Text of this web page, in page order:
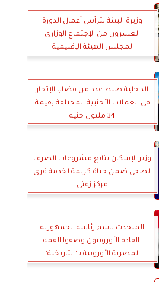
وزيرة البيئة تترأس أعمال الدورة
العشرون من الإجتماع الوزارى
لمجلس الهيئة الإقليمية
الداخلية:ضبط عدد من قضايا الإتجار
فى العملات الأجنبية المختلفة بقيمة
34 مليون جنيه
وزير الإسكان يتابع مشروعات الصرف
الصحي ضمن حياة كريمة لخدمة قرى
مركز زفتى
المتحدث باسم رئاسة الجمهورية
:القادة الأوروبيون وصفوا القمة
المصرية الأوروبية بـ”التاريخية”